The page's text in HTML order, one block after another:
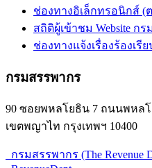
ช่องทางอิเล็กทรอนิกส์ (
สถิติผู้เข้าชม Website ก
ช่องทางแจ้งเรื่องร้องเ
กรมสรรพากร
90 ซอยพหลโยธิน 7 ถนนพหล
เขตพญาไท กรุงเทพฯ 10400
กรมสรรพากร (The Revenue